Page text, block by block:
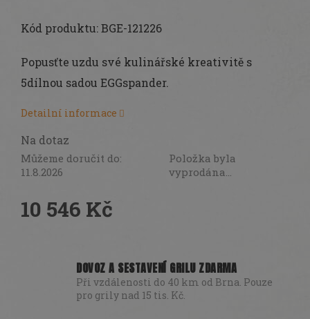
10 546 Kč
Na dotaz
Můžeme doručit do:
11.8.2026
Položka byla
vyprodána…
Kód produktu:BGE-121226
Popusťte uzdu své kulinářské kreativitě s
5dílnou sadou EGGspander.
Detailní informace
DOVOZ A SESTAVENÍ GRILU ZDARMA
Při vzdálenosti do 40 km od Brna. Pouze
pro grily nad 15 tis. Kč.